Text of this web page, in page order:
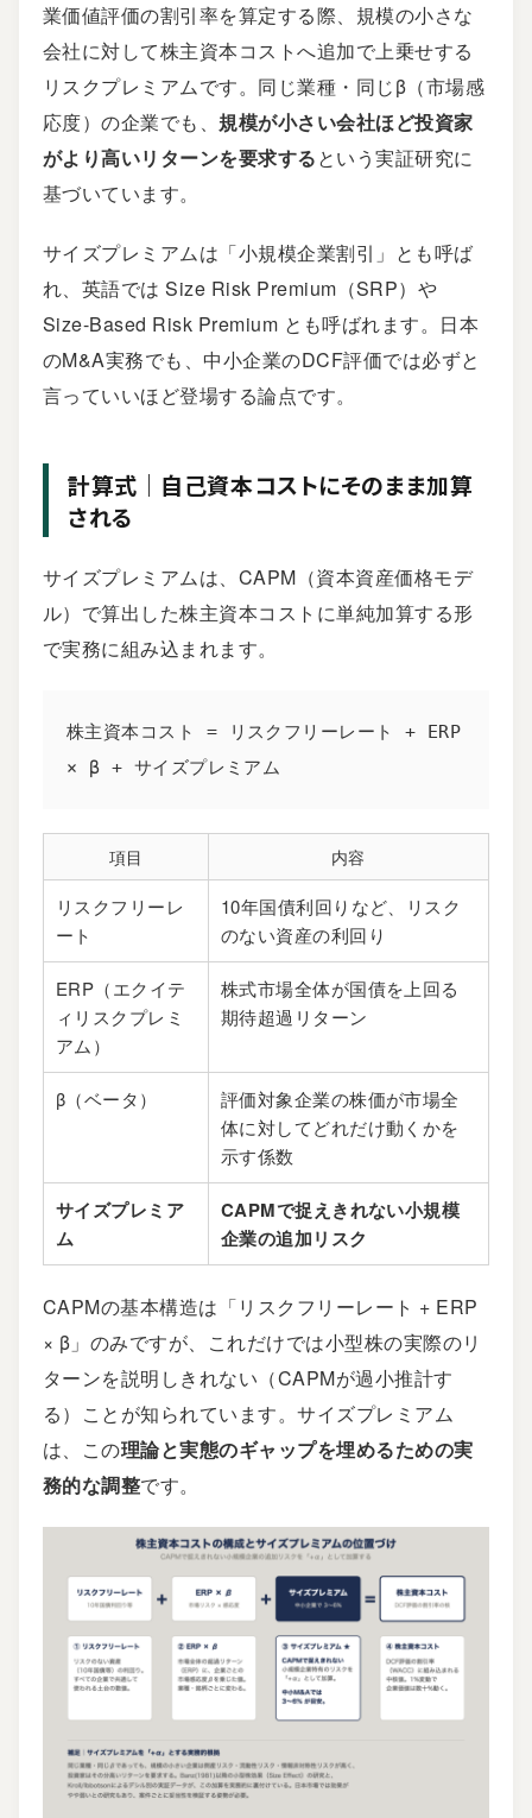
業価値評価の割引率を算定する際、規模の小さな
会社に対して株主資本コストへ追加で上乗せする
リスクプレミアムです。同じ業種・同じβ（市場感
応度）の企業でも、 規模が小さい会社ほど投資家
がより高いリターンを要求するという実証研究に
基づいています。
サイズプレミアムは「小規模企業割引」とも呼ば
れ、英語では Size Risk Premium（SRP）や
Size-Based Risk Premium とも呼ばれます。日本
のM&A実務でも、中小企業のDCF評価では必ずと
言っていいほど登場する論点です。
計算式｜自己資本コストにそのまま加算
される
サイズプレミアムは、CAPM（資本資産価格モデ
ル）で算出した株主資本コストに単純加算する形
で実務に組み込まれます。
株主資本コスト = リスクフリーレート + ERP
× β + サイズプレミアム
項目
内容
リスクフリーレ
ート
10年国債利回りなど、リスク
のない資産の利回り
ERP（エクイテ
ィリスクプレミ
アム）
株式市場全体が国債を上回る
期待超過リターン
β（ベータ）
評価対象企業の株価が市場全
体に対してどれだけ動くかを
示す係数
サイズプレミア
ム
CAPMで捉えきれない小規模
企業の追加リスク
CAPMの基本構造は「リスクフリーレート + ERP
× β」のみですが、これだけでは小型株の実際のリ
ターンを説明しきれない（CAPMが過小推計す
る）ことが知られています。サイズプレミアム
は、この理論と実態のギャップを埋めるための実
務的な調整です。